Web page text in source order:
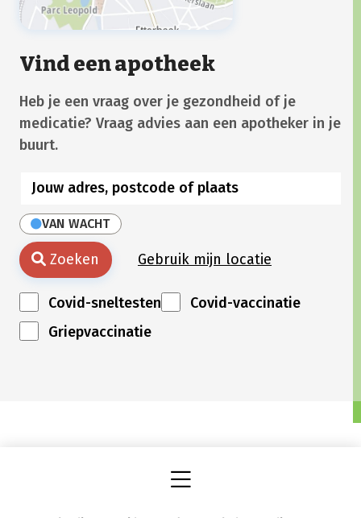
Vind een apotheek
Heb je een vraag over je gezondheid of je
medicatie? Vraag advies aan een apotheker in je
buurt.
VAN WACHT
Zoeken Gebruik mijn locatie
Covid-sneltesten
Covid-vaccinatie
Griepvaccinatie